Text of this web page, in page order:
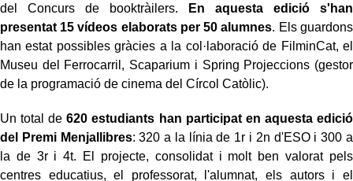
del Concurs de booktràilers.
En aquesta edició s'han
presentat 15 vídeos elaborats per 50 alumnes. Els guardons
han estat possibles gràcies a la col·laboració de FilminCat, el
Museu del Ferrocarril, Scaparium i Spring Projeccions (gestor
de la programació de cinema del Círcol Catòlic).
Un total de 620 estudiants han participat en aquesta edició
del Premi Menjallibres: 320 a la línia de 1r i 2n d'ESO i 300 a
la de 3r i 4t. El projecte, consolidat i molt ben valorat pels
centres educatius, el professorat, l'alumnat, els autors i el